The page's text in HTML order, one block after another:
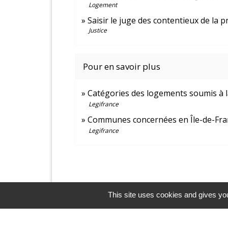
Logement
Saisir le juge des contentieux de la
Justice
Pour en savoir plus
Catégories des logements soumis à
Legifrance
Communes concernées en Île-de-
Legifrance
This site uses cookies and gives